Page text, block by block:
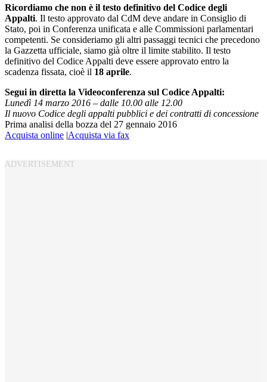
Ricordiamo che non è il testo definitivo del Codice degli
Appalti. Il testo approvato dal CdM deve andare in Consiglio di
Stato, poi in Conferenza unificata e alle Commissioni parlamentari
competenti. Se consideriamo gli altri passaggi tecnici che precedono
la Gazzetta ufficiale, siamo già oltre il limite stabilito. Il testo
definitivo del Codice Appalti deve essere approvato entro la
scadenza fissata, cioè il 18 aprile.
Segui in diretta la Videoconferenza sul Codice Appalti:
Lunedì 14 marzo 2016 – dalle 10.00 alle 12.00
Il nuovo Codice degli appalti pubblici e dei contratti di concessione
Prima analisi della bozza del 27 gennaio 2016
Acquista online |Acquista via fax